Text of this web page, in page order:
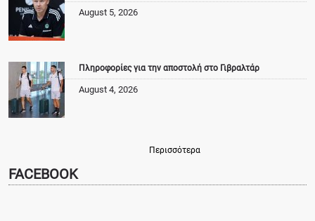
August 5, 2026
Πληροφορίες για την αποστολή στο Γιβραλτάρ
August 4, 2026
Περισσότερα
FACEBOOK